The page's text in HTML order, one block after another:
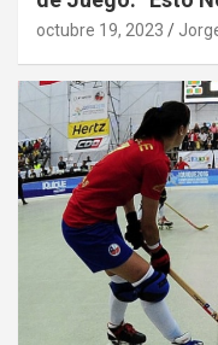
octubre 19, 2023